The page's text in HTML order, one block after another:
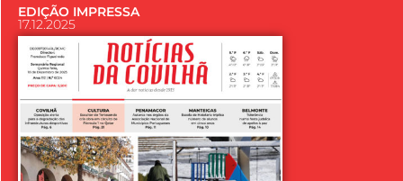
EDIÇÃO IMPRESSA
17.12.2025